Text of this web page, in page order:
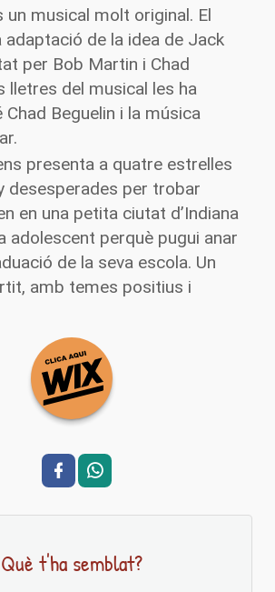
un musical molt original. El
adaptació de la idea de Jack
per Bob Martin i Chad
lletres del musical les ha
Chad Beguelin i la música
.
presenta a quatre estrelles
desesperades per trobar
en una petita ciutat d’Indiana
adolescent perquè pugui anar
de la seva escola. Un
amb temes positius i
Què t'ha semblat?